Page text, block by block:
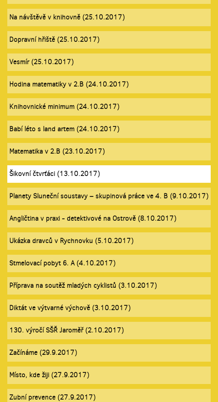
Na návštěvě v knihovně (25.10.2017)
Dopravní hřiště (25.10.2017)
Vesmír (25.10.2017)
Hodina matematiky v 2.B (24.10.2017)
Knihovnické minimum (24.10.2017)
Babí léto s land artem (24.10.2017)
Matematika v 2.B (23.10.2017)
Šikovní čtvrťáci (13.10.2017)
Planety Sluneční soustavy – skupinová práce ve 4. B (9.10.2017)
Angličtina v praxi - detektivové na Ostrově (8.10.2017)
Ukázka dravců v Rychnovku (5.10.2017)
Stmelovací pobyt 6. A (4.10.2017)
Příprava na soutěž mladých cyklistů (3.10.2017)
Diktát ve výtvarné výchově (3.10.2017)
130. výročí SŠŘ Jaroměř (2.10.2017)
Začínáme (29.9.2017)
Místo, kde žiji (27.9.2017)
Zubní prevence (27.9.2017)